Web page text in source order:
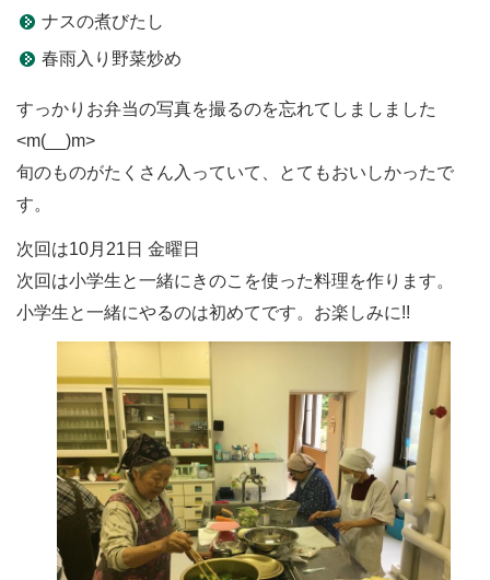
ナスの煮びたし
春雨入り野菜炒め
すっかりお弁当の写真を撮るのを忘れてしましました
<m(__)m>
旬のものがたくさん入っていて、とてもおいしかったで
す。
次回は10月21日 金曜日
次回は小学生と一緒にきのこを使った料理を作ります。
小学生と一緒にやるのは初めてです。お楽しみに!!